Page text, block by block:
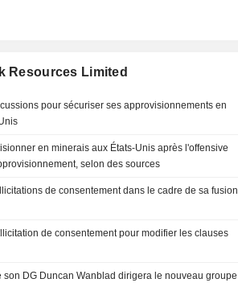
Resources Limited
pour sécuriser ses approvisionnements en
en minerais aux États-Unis après l'offensive
selon des sources
de consentement dans le cadre de sa fusion
de consentement pour modifier les clauses
DG Duncan Wanblad dirigera le nouveau groupe